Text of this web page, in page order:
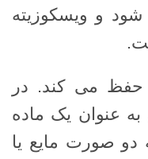
و ویسکوزیته
حفظ می کند. در
به عنوان یک ماده
صورت مایع یا